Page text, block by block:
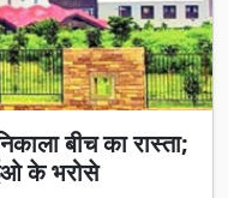
बीच का रास्ता;
के भरोसे